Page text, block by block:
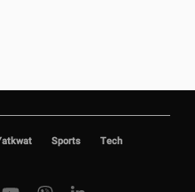
Sports Tech